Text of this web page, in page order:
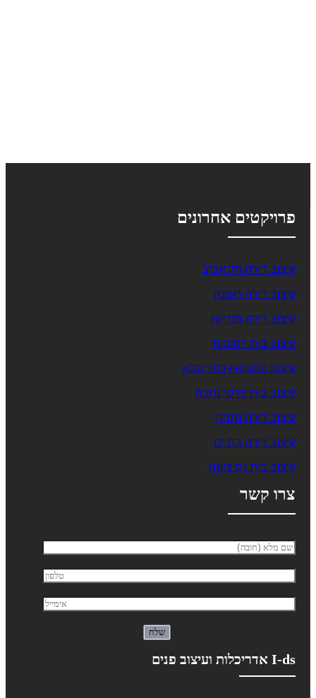
פרויקטים אחרונים
עיצוב דירה תל אביב
עיצוב דירה רעננה
עיצוב דירה מודיעין
עיצוב בית רחובות
עיצוב פנטהאוז כפר סבא
עיצוב בית פרטי נתניה
עיצוב דירה נתניה
עיצוב דירה בת ים
עיצוב בית נס ציונה
צרו קשר
I-ds אדריכלות ועיצוב פנים